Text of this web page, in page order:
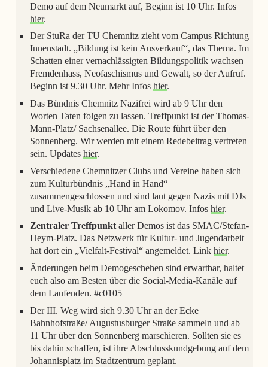
Demo auf dem Neumarkt auf, Beginn ist 10 Uhr. Infos
hier.
Der StuRa der TU Chemnitz zieht vom Campus Richtung
Innenstadt. „Bildung ist kein Ausverkauf“, das Thema. Im
Schatten einer vernachlässigten Bildungspolitik wachsen
Fremdenhass, Neofaschismus und Gewalt, so der Aufruf.
Beginn ist 9.30 Uhr. Mehr Infos hier.
Das Bündnis Chemnitz Nazifrei wird ab 9 Uhr den
Worten Taten folgen zu lassen. Treffpunkt ist der Thomas-
Mann-Platz/ Sachsenallee. Die Route führt über den
Sonnenberg. Wir werden mit einem Redebeitrag vertreten
sein. Updates hier.
Verschiedene Chemnitzer Clubs und Vereine haben sich
zum Kulturbündnis „Hand in Hand“
zusammengeschlossen und sind laut gegen Nazis mit DJs
und Live-Musik ab 10 Uhr am Lokomov. Infos hier.
Zentraler Treffpunktaller Demos ist das SMAC/Stefan-
Heym-Platz. Das Netzwerk für Kultur- und Jugendarbeit
hat dort ein „Vielfalt-Festival“ angemeldet. Link hier.
Änderungen beim Demogeschehen sind erwartbar, haltet
euch also am Besten über die Social-Media-Kanäle auf
dem Laufenden. #c0105
Der III. Weg wird sich 9.30 Uhr an der Ecke
Bahnhofstraße/ Augustusburger Straße sammeln und ab
11 Uhr über den Sonnenberg marschieren. Sollten sie es
bis dahin schaffen, ist ihre Abschlusskundgebung auf dem
Johannisplatz im Stadtzentrum geplant.